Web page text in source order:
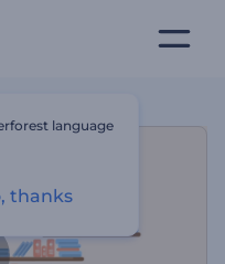
language
thanks